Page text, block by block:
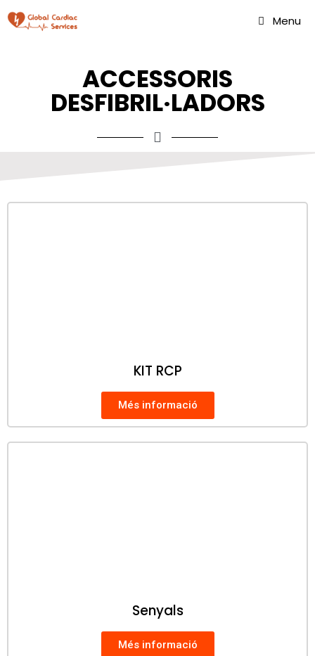
Menu
ACCESSORIS
DESFIBRIL·LADORS
KIT RCP
Més informació
Senyals
Més informació